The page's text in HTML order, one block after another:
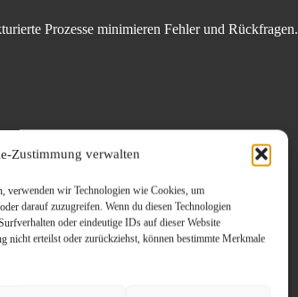
Zustimmung verwalten
verwenden wir Technologien wie Cookies, um
darauf zuzugreifen. Wenn du diesen Technologien
oder eindeutige IDs auf dieser Website
nicht erteilst oder zurückziehst, können bestimmte Merkmale
Prozesse minimieren Fehler und Rückfragen.
getroffen werden.